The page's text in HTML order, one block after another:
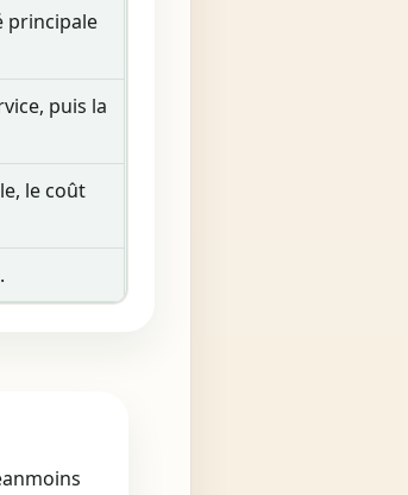
principale
puis la
le coût